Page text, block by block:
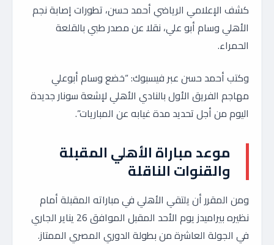
كشف الإعلامي الرياضي أحمد حسن، تطورات إصابة نجم
الأهلي وسام أبو علي، نقلا عن مصدر طبي بالقلعة
الحمراء.
وكتب أحمد حسن عبر فيسبوك: “خضع وسام أبوعلي
مهاجم الفريق الأول بالنادي الأهلي لإشعة سونار جديدة
اليوم من أجل تحديد مدة غيابه عن المباريات”.
موعد مباراة الأهلي المقبلة
والقنوات الناقلة
ومن المقرر أن يلتقي الأهلي في مباراته المقبلة أمام
نظيره بيراميدز يوم الأحد المقبل الموافق 26 يناير الجاري
في الجولة العاشرة من بطولة الدوري المصري الممتاز.